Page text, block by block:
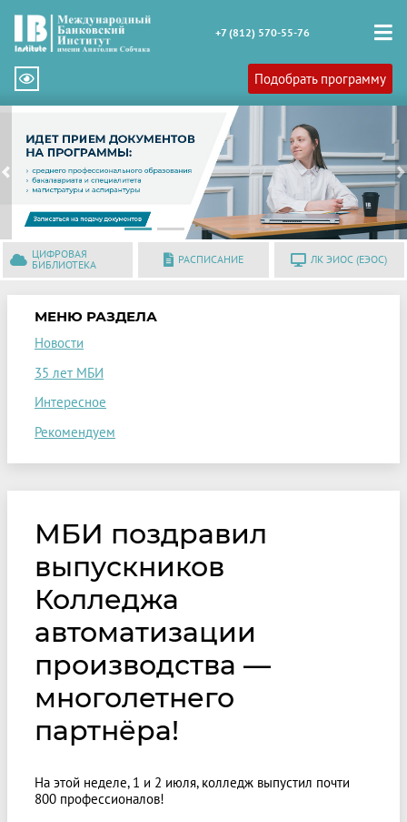
+7 (812) 570-55-76
Подобрать программу
Previous
ЦИФРОВАЯ
БИБЛИОТЕКА
РАСПИСАНИЕ ЛК ЭИОС (ЕЭОС)
МЕНЮ РАЗДЕЛА
Новости
35 лет МБИ
Интересное
Рекомендуем
МБИ поздравил
выпускников
Колледжа
автоматизации
производства —
многолетнего
партнёра!
На этой неделе, 1 и 2 июля, колледж выпустил почти
800 профессионалов!